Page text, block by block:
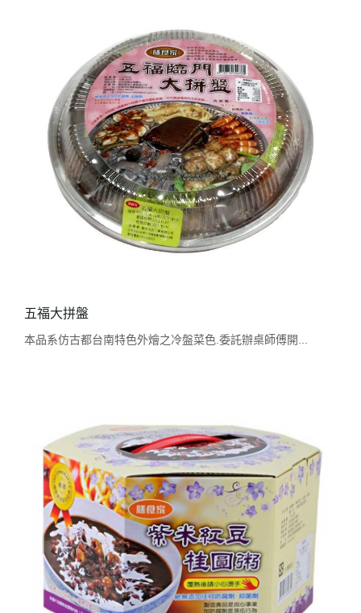
五福大拼盤
本品系仿古都台南特色外燴之冷盤菜色.委託辦桌師傅開...